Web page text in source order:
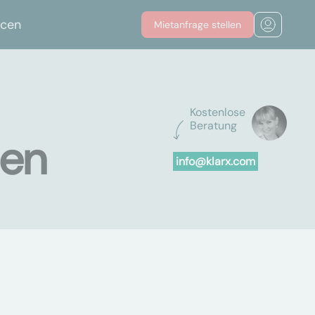
Mietanfrage stellen
Kostenlose
Beratung
info@klarx.com